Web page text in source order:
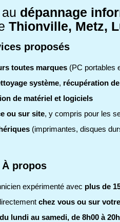
dépannage
Thionville, Metz,
proposés
toutes marques (PC portables
système, récupération
de matériel et logiciels
ou sur site, y compris pour les
(imprimantes, disques
À propos
expérimenté avec plus de
chez vous ou sur
du lundi au samedi, de 8h00 à